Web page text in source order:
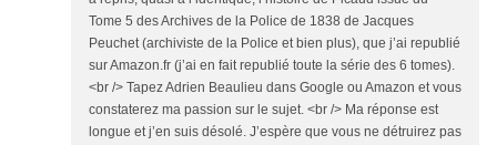
Tome 5 des Archives de la Police de 1838 de Jacques
Peuchet (archiviste de la Police et bien plus), que j’ai republié
sur Amazon.fr (j’ai en fait republié toute la série des 6 tomes).
<br /> Tapez Adrien Beaulieu dans Google ou Amazon et vous
constaterez ma passion sur le sujet. <br /> Ma réponse est
longue et j’en suis désolé. J’espère que vous ne détruirez pas